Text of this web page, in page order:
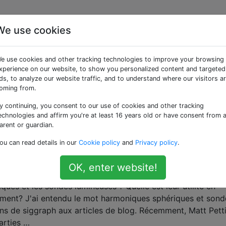
«lighting»
est-elle différente d'une carte de cubes
légère, cela ressemble à une carte d'environnement
comment est fabriquée une sonde lumineuse et
et les sondes lumineuses?
et les sondes lumineuses ? Quelle est leur utilité en
J'ai entendu le mot harmoniques sphériques et
de siggraph aux articles de blog. Récemment, Matt
…
use cookies
use cookies and other tracking technologies to improve your browsing
on our website, to show you personalized content and targeted
to analyze our website traffic, and to understand where our visitors
from.
continuing, you consent to our use of cookies and other tracking
and affirm you're at least 16 years old or have consent from a
or guardian.
can read details in our Cookie policy and Privacy policy.
OK, enter website!